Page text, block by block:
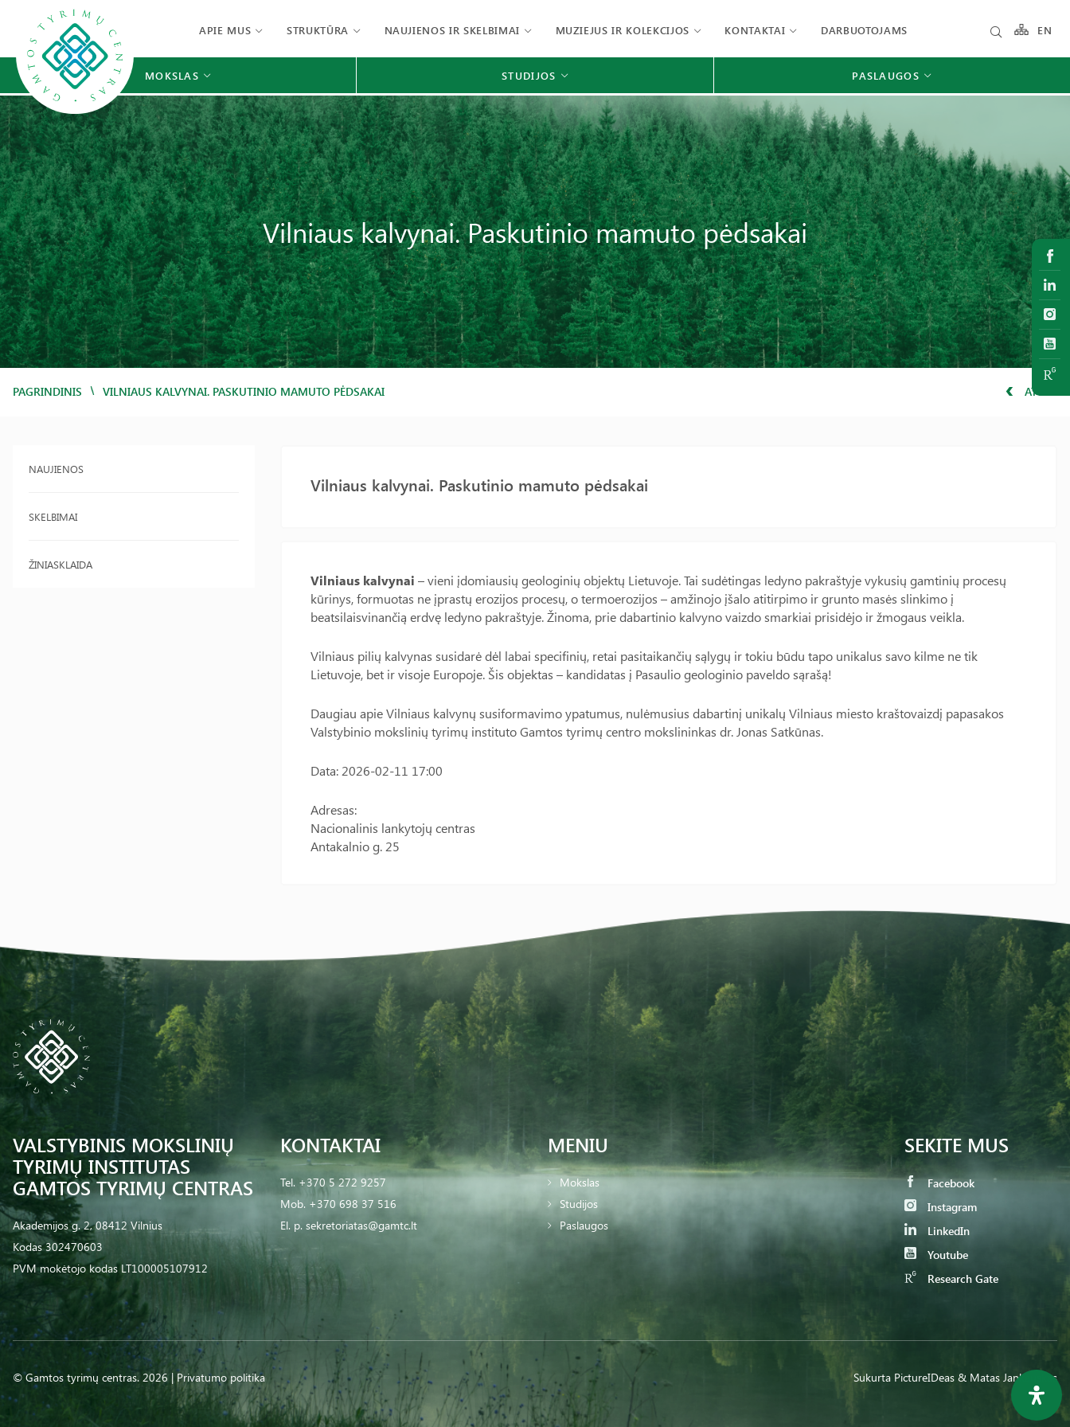
APIE MUS STRUKTŪRA NAUJIENOS IR SKELBIMAI MUZIEJUS IR KOLEKCIJOS KONTAKTAI DARBUOTOJAMS EN
MOKSLAS STUDIJOS PASLAUGOS
Vilniaus kalvynai. Paskutinio mamuto pėdsakai
PAGRINDINIS / VILNIAUS KALVYNAI. PASKUTINIO MAMUTO PĖDSAKAI ATGAL
NAUJIENOS
SKELBIMAI
ŽINIASKLAIDA
Vilniaus kalvynai. Paskutinio mamuto pėdsakai
Vilniaus kalvynai – vieni įdomiausių geologinių objektų Lietuvoje. Tai sudėtingas ledyno pakraštyje vykusių gamtinių procesų
kūrinys, formuotas ne įprastų erozijos procesų, o termoerozijos – amžinojo įšalo atitirpimo ir grunto masės slinkimo į
beatsilaisvinančią erdvę ledyno pakraštyje. Žinoma, prie dabartinio kalvyno vaizdo smarkiai prisidėjo ir žmogaus veikla.
Vilniaus pilių kalvynas susidarė dėl labai specifinių, retai pasitaikančių sąlygų ir tokiu būdu tapo unikalus savo kilme ne tik
Lietuvoje, bet ir visoje Europoje. Šis objektas – kandidatas į Pasaulio geologinio paveldo sąrašą!
Daugiau apie Vilniaus kalvynų susiformavimo ypatumus, nulėmusius dabartinį unikalų Vilniaus miesto kraštovaizdį papasakos
Valstybinio mokslinių tyrimų instituto Gamtos tyrimų centro mokslininkas dr. Jonas Satkūnas.
Data: 2026-02-11 17:00
Adresas:
Nacionalinis lankytojų centras
Antakalnio g. 25
VALSTYBINIS MOKSLINIŲ
TYRIMŲ INSTITUTAS
GAMTOS TYRIMŲ CENTRAS
Akademijos g. 2, 08412 Vilnius
Kodas 302470603
PVM mokėtojo kodas LT100005107912
KONTAKTAI
Tel. +370 5 272 9257
Mob. +370 698 37 516
El. p. sekretoriatas@gamtc.lt
MENIU
Mokslas
Studijos
Paslaugos
SEKITE MUS
Facebook
Instagram
LinkedIn
Youtube
Research Gate
© Gamtos tyrimų centras. 2026 | Privatumo politika Sukurta PictureIDeas & Matas Jankauskas